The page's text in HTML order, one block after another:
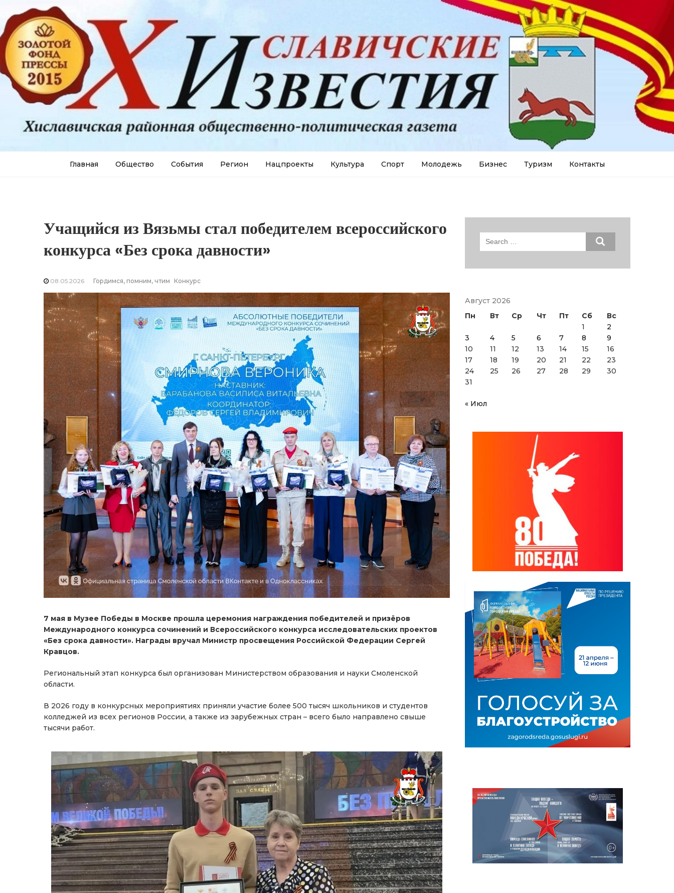
Главная Общество События Регион Нацпроекты Культура Спорт Молодежь Бизнес Туризм Контакты
Учащийся из Вязьмы стал победителем всероссийского
конкурса «Без срока давности»
08.05.2026 Гордимся, помним, чтим Конкурс
7 мая в Музее Победы в Москве прошла церемония награждения победителей и призёров
Международного конкурса сочинений и Всероссийского конкурса исследовательских проектов
«Без срока давности». Награды вручал Министр просвещения Российской Федерации Сергей
Кравцов.
Региональный этап конкурса был организован Министерством образования и науки Смоленской
области.
В 2026 году в конкурсных мероприятиях приняли участие более 500 тысяч школьников и студентов
колледжей из всех регионов России, а также из зарубежных стран – всего было направлено свыше
тысячи работ.
Search
Август 2026
Пн
Вт Ср Чт Пт Сб
Вс
1
2
3
4 5 6 7 8
9
10
11 12 13 14 15
16
17
18 19 20 21 22
23
24
25 26 27 28 29
30
31
« Июл